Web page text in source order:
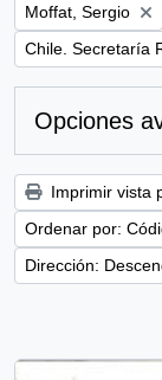
Remove filter:
Moffat, Sergio
Remove filter:
Opciones
Imprimir vista
Ordenar por:
Dirección: